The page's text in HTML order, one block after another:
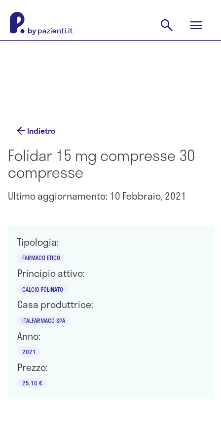
Indietro
Folidar 15 mg compresse 30
compresse
Ultimo aggiornamento: 10 Febbraio, 2021
Tipologia:
FARMACO ETICO
Principio attivo:
CALCIO FOLINATO
Casa produttrice:
ITALFARMACO SPA
Anno:
2021
Prezzo:
25,10 €